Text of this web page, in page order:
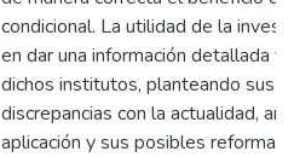
condicional. La utilidad de la
en dar una información detallada y
dichos institutos, planteando sus
discrepancias con la actualidad,
aplicación y sus posibles reformas.